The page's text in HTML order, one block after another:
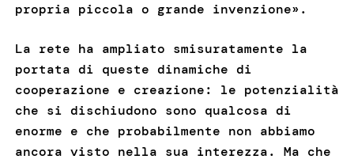
propria piccola o grande invenzione».
La rete ha ampliato smisuratamente la
portata di queste dinamiche di
cooperazione e creazione: le potenzialità
che si dischiudono sono qualcosa di
enorme e che probabilmente non abbiamo
ancora visto nella sua interezza. Ma che